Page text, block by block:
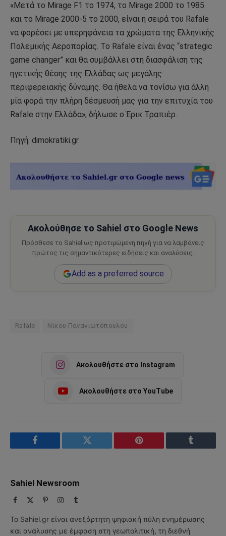
«Μετά το Mirage F1 το 1974, το Mirage 2000 το 1985
και το Mirage 2000-5 το 2000, είναι η σειρά του Rafale
να φορέσει με υπερηφάνεια τα χρώματα της Ελληνικής
Πολεμικής Αεροπορίας. Το Rafale είναι ένας “strategic
game changer” και θα συμβάλλει στη διασφάλιση της
ηγετικής θέσης της Ελλάδας ως μεγάλης
περιφερειακής δύναμης. Θα ήθελα να τονίσω για άλλη
μία φορά την πλήρη δέσμευσή μας για την επιτυχία του
Rafale στην Ελλάδα», δήλωσε ο Έρικ Τραπιέρ.
Πηγή: dimokratiki.gr
Ακολούθησε το Sahiel στο Google News
Πρόσθεσε το Sahiel ως προτιμώμενη πηγή για να λαμβάνεις
πρώτος τις σημαντικότερες ειδήσεις και αναλύσεις.
Add as a preferred source
Rafale Νίκου Παναγιωτόπουλου
Ακολουθήστε στο Instagram
Ακολουθήστε στο YouTube
Facebook Twitter Pinterest Tumblr
Sahiel Newsroom
Facebook PinterestInstagram
Tumblr
Το Sahiel.gr είναι ανεξάρτητη ψηφιακή πύλη ενημέρωσης
και ανάλυσης με έμφαση στη γεωπολιτική, τη διεθνή